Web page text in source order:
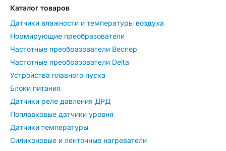
Каталог товаров
Датчики влажности и температуры воздуха
Нормирующие преобразователи
Частотные преобразователи Веспер
Частотные преобразователи Delta
Устройства плавного пуска
Блоки питания
Датчики реле давления ДРД
Поплавковые датчики уровня
Датчики температуры
Силиконовые и ленточные нагреватели